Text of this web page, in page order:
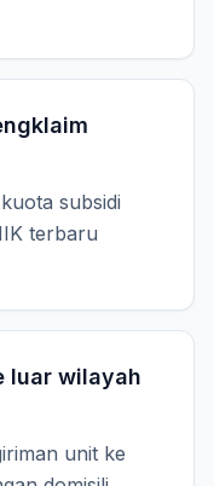
subsidi
terbaru
luar wilayah
unit ke